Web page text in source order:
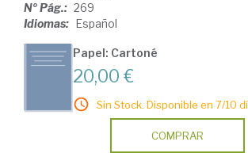
Nº Pág.: 269
Idiomas: Español
Papel: Cartoné
20,00 €
Sin Stock. Disponible en 7/10
COMPRAR